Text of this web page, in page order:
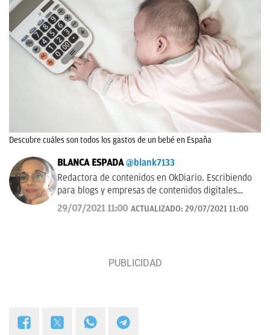
Descubre cuáles son todos los gastos de un bebé en España
BLANCA ESPADA @blank7133
Redactora de contenidos en OkDiario. Escribiendo
para blogs y empresas de contenidos digitales
desde 2007.
29/07/2021 11:00 ACTUALIZADO: 29/07/2021 11:00